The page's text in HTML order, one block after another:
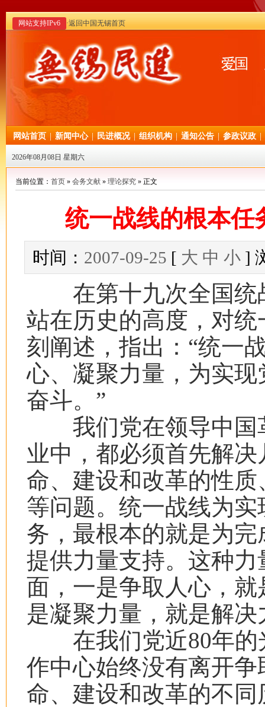
网站支持IPv6 ·返回中国无锡首页
网站首页 新闻中心 民进概况 组织机构 通知公告 参政议政
2026年08月08日 星期六
当前位置： 首页 » 会务文献 » 理论探究 » 正文
统一战线的根本任
时间： 2007-09-25 [ 大 中 小 ]
在第十九次全国统
站在历史的高度，对
刻阐述，指出：“统一
心、凝聚力量，为实
奋斗。”
我们党在领导中国
业中，都必须首先解
命、建设和改革的性
等问题。统一战线为
务，最根本的就是为
提供力量支持。这种
面，一是争取人心，
是凝聚力量，就是解
在我们党近80年的
作中心始终没有离开
命、建设和改革的不